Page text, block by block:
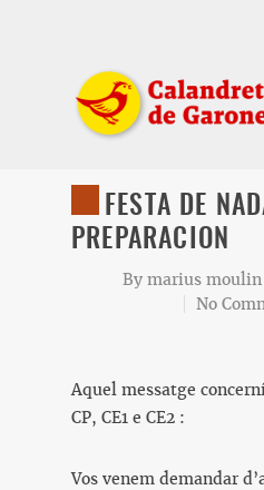
FESTA DE
PREPARACION
By marius moulin
No
Aquel messatge
CP, CE1 e CE2 :
Vos venem demandar